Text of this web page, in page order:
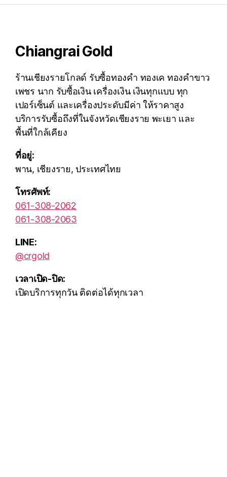
Chiangrai Gold
ร้านเชียงรายโกลด์ รับซื้อทองคำ ทองเค ทองคำขาว
เพชร นาก รับซื้อเงิน เครื่องเงิน เงินทุกแบบ ทุก
เปอร์เซ็นต์ และเครื่องประดับมีค่า ให้ราคาสูง
บริการรับซื้อถึงที่ในจังหวัดเชียงราย พะเยา และ
พื้นที่ใกล้เคียง
ที่อยู่:
พาน, เชียงราย, ประเทศไทย
โทรศัพท์:
061-308-2062
061-308-2063
LINE:
@crgold
เวลาเปิด-ปิด:
เปิดบริการทุกวัน ติดต่อได้ทุกเวลา